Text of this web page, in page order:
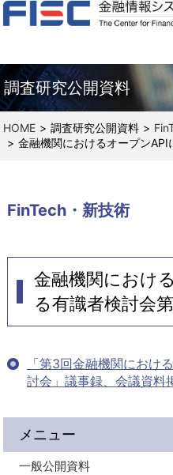
調査研究公開資料
HOME 調査研究公開資料
金融機関におけるオープン
FinTech・新技術
金融機関におけ
る有識者検討会
「第3回金融機関におけ
討会」議事録、会議資料
メニュー
一般公開資料